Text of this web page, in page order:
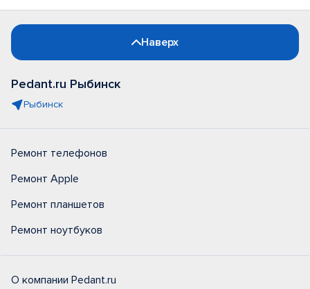
Наверх
Pedant.ru Рыбинск
Рыбинск
Ремонт телефонов
Ремонт Apple
Ремонт планшетов
Ремонт ноутбуков
О компании Pedant.ru